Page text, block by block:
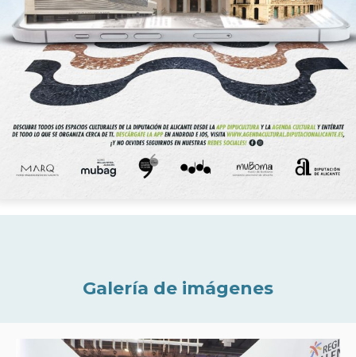
Galería de imágenes